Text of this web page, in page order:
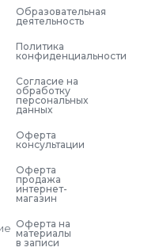
Образовательная
деятельность
Политика
конфиденциальности
Согласие на
обработку
персональных
данных
Оферта
консультации
Оферта
продажа
интернет-
магазин
Оферта на
материалы
в записи